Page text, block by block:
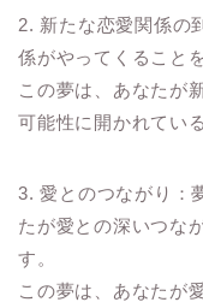
2. 新たな恋愛関係の
係がやってくること
この夢は、あなたが
可能性に開かれてい
3. 愛とのつながり：
たが愛との深いつな
す。
この夢は、あなたが